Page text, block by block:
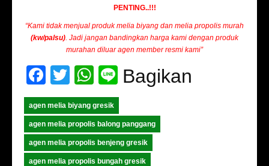
PENTING..!!!
“Kami tidak menjual produk melia biyang dan melia propolis murah
(kw/palsu). Jadi jangan bandingkan harga kami dengan produk
murahan diluar agen member resmi kami”
Facebook
TwitterWhatsApp
Line
Bagikan
agen melia biyang gresik
agen melia propolis balong panggang
agen melia propolis benjeng gresik
agen melia propolis bungah gresik